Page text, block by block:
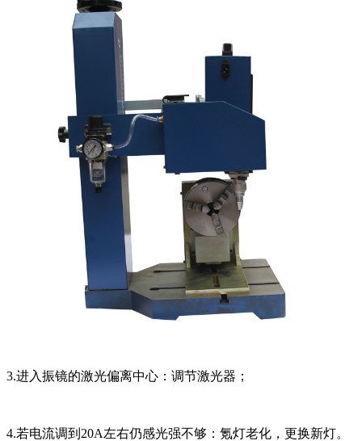
3.进入振镜的激光偏离中心：调节激光器；
4.若电流调到20A左右仍感光强不够：氪灯老化，更换新灯。